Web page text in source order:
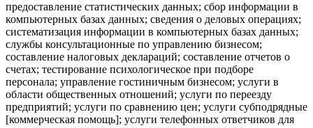
предоставление статистических данных; сбор информации в
компьютерных базах данных; сведения о деловых операциях;
систематизация информации в компьютерных базах данных;
службы консультационные по управлению бизнесом;
составление налоговых деклараций; составление отчетов о
счетах; тестирование психологическое при подборе
персонала; управление гостиничным бизнесом; услуги в
области общественных отношений; услуги по переезду
предприятий; услуги по сравнению цен; услуги субподрядные
[коммерческая помощь]; услуги телефонных ответчиков для